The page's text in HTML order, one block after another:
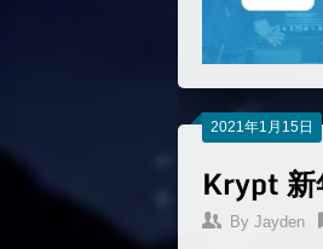
2021年1月15日
Krypt 新
By Jayden